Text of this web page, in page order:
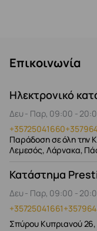
Επικοινωνία
Ηλεκτρονικό
Δευ - Παρ, 09:00 -
+35725041660
Παράδοση σε όλη την
Λεμεσός, Λάρνακα,
Κατάστημα
Δευ - Παρ, 09:00 -
+35725041661
Σπύρου Κυπριανού